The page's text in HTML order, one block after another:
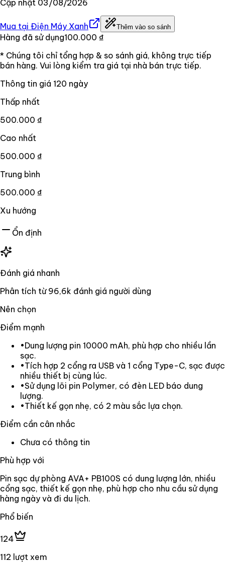
Cập nhật 03/08/2026
Mua tại Điện Máy Xanh Thêm vào so sánh
Hàng đã sử dụng100.000 ₫
* Chúng tôi chỉ tổng hợp & so sánh giá, không trực tiếp
bán hàng. Vui lòng kiểm tra giá tại nhà bán trực tiếp.
Thông tin giá 120 ngày
Thấp nhất
500.000 ₫
Cao nhất
500.000 ₫
Trung bình
500.000 ₫
Xu hướng
Ổn định
Đánh giá nhanh
Phân tích từ 96,6k đánh giá người dùng
Nên chọn
Điểm mạnh
•Dung lượng pin 10000 mAh, phù hợp cho nhiều lần
sạc.
•Tích hợp 2 cổng ra USB và 1 cổng Type-C, sạc được
nhiều thiết bị cùng lúc.
•Sử dụng lõi pin Polymer, có đèn LED báo dung
lượng.
•Thiết kế gọn nhẹ, có 2 màu sắc lựa chọn.
Điểm cần cân nhắc
Chưa có thông tin
Phù hợp với
Pin sạc dự phòng AVA+ PB100S có dung lượng lớn, nhiều
cổng sạc, thiết kế gọn nhẹ, phù hợp cho nhu cầu sử dụng
hàng ngày và đi du lịch.
Phổ biến
124
112 lượt xem